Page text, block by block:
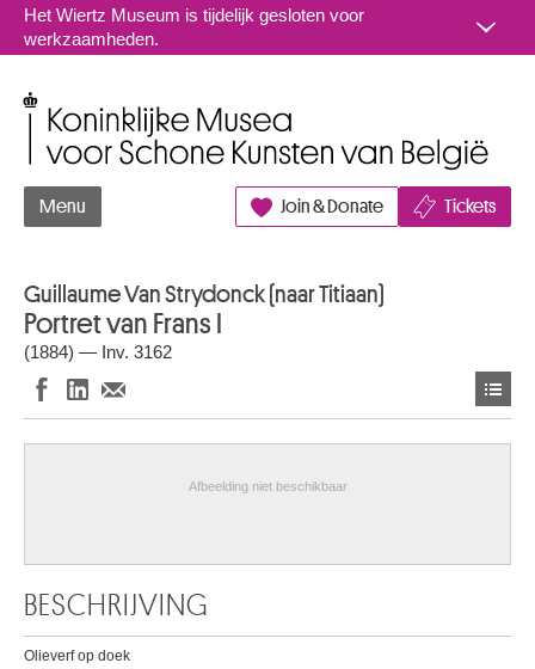
Naar inhoud
Het Wiertz Museum is tijdelijk gesloten voor
werkzaamheden.
Menu Join & Donate Tickets
Guillaume Van Strydonck (naar Titiaan)
Portret van Frans I
(1884) — Inv. 3162
Afbeelding niet beschikbaar
BESCHRIJVING
Olieverf op doek